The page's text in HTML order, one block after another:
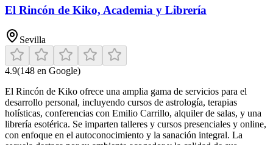
El Rincón de Kiko, Academia y Librería
Sevilla
4.9(148 en Google)
El Rincón de Kiko ofrece una amplia gama de servicios para el
desarrollo personal, incluyendo cursos de astrología, terapias
holísticas, conferencias con Emilio Carrillo, alquiler de salas, y una
librería esotérica. Se imparten talleres y cursos presenciales y online,
con enfoque en el autoconocimiento y la sanación integral. La